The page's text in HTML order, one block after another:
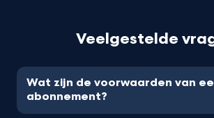
Veelgestelde
Wat zijn de voorwaarden van
abonnement?